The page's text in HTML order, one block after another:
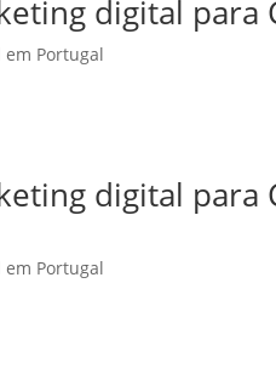
digital para
Portugal
digital para
Portugal